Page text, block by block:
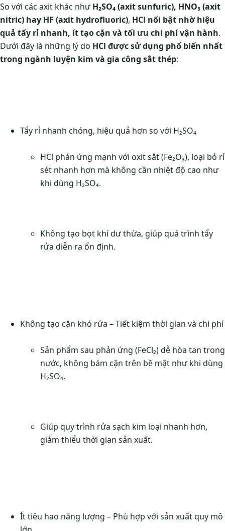
So với các axit khác nhưH₂SO₄ (axit sunfuric), HNO₃ (axit
nitric) hay HF (axit hydrofluoric), HCl nổi bật nhờ hiệu
quả tẩy rỉ nhanh, ít tạo cặn và tối ưu chi phí vận hành.
Dưới đây là những lý do HCl được sử dụng phổ biến nhất
trong ngành luyện kim và gia công sắt thép:
Tẩy rỉ nhanh chóng, hiệu quả hơn so với H₂SO₄
HCl phản ứng mạnh với oxit sắt (Fe₂O₃), loại bỏ rỉ
sét nhanh hơn mà không cần nhiệt độ cao như
khi dùng H₂SO₄.
Không tạo bọt khí dư thừa, giúp quá trình tẩy
rửa diễn ra ổn định.
Không tạo cặn khó rửa – Tiết kiệm thời gian và chi phí
Sản phẩm sau phản ứng (FeCl₂) dễ hòa tan trong
nước, không bám cặn trên bề mặt như khi dùng
H₂SO₄.
Giúp quy trình rửa sạch kim loại nhanh hơn,
giảm thiểu thời gian sản xuất.
Ít tiêu hao năng lượng – Phù hợp với sản xuất quy mô